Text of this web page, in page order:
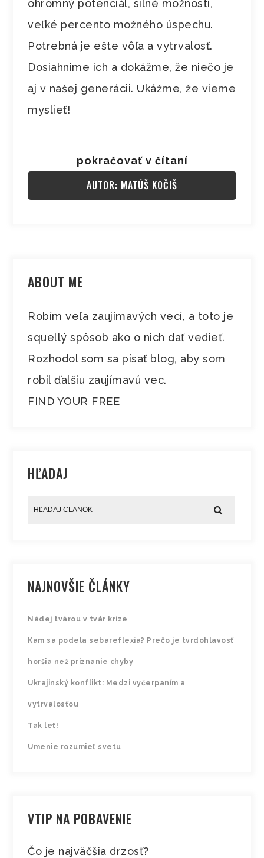
ohromný potenciál, silné možnosti,
veľké percento možného úspechu.
Potrebná je ešte vôľa a vytrvalosť.
Dosiahnime ich a dokážme, že niečo je
aj v našej generácii. Ukážme, že vieme
myslieť!
pokračovať v čítaní
AUTOR: MATÚŠ KOČIŠ
ABOUT ME
Robím veľa zaujímavých vecí, a toto je
squellý spôsob ako o nich dať vedieť.
Rozhodol som sa písať blog, aby som
robil ďalšiu zaujímavú vec.
FIND YOUR FREE
HĽADAJ
NAJNOVŠIE ČLÁNKY
Nádej tvárou v tvár kríze
Kam sa podela sebareflexia? Prečo je tvrdohlavosť
horšia než priznanie chyby
Ukrajinský konflikt: Medzi vyčerpaním a
vytrvalosťou
Tak leť!
Umenie rozumieť svetu
VTIP NA POBAVENIE
Čo je najväčšia drzosť?